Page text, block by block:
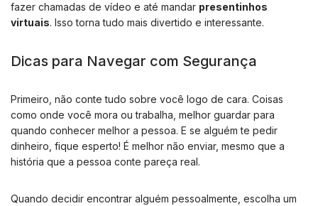
fazer chamadas de vídeo e até mandar presentinhos
virtuais. Isso torna tudo mais divertido e interessante.
Dicas para Navegar com Segurança
Primeiro, não conte tudo sobre você logo de cara. Coisas
como onde você mora ou trabalha, melhor guardar para
quando conhecer melhor a pessoa. E se alguém te pedir
dinheiro, fique esperto! É melhor não enviar, mesmo que a
história que a pessoa conte pareça real.
Quando decidir encontrar alguém pessoalmente, escolha um